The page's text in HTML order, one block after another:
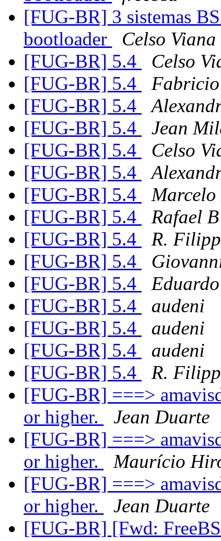
[FUG-BR] 3 sistemas
bootloader
Celso Viana
[FUG-BR] 5.4
Celso
[FUG-BR] 5.4
[FUG-BR] 5.4
[FUG-BR] 5.4
Jean
[FUG-BR] 5.4
Celso
[FUG-BR] 5.4
[FUG-BR] 5.4
[FUG-BR] 5.4
Rafael
[FUG-BR] 5.4
R.
[FUG-BR] 5.4
[FUG-BR] 5.4
[FUG-BR] 5.4
audeni
[FUG-BR] 5.4
audeni
[FUG-BR] 5.4
audeni
[FUG-BR] 5.4
R.
[FUG-BR] ===>
or higher.
Jean Duarte
[FUG-BR] ===>
or higher.
Maurício
[FUG-BR] ===>
or higher.
Jean Duarte
[FUG-BR] [Fwd: